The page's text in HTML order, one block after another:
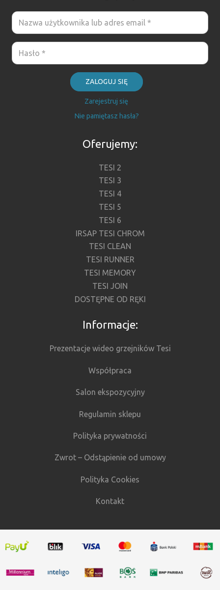
ZALOGUJ SIĘ
Zarejestruj się
Nie pamiętasz hasła?
Oferujemy:
TESI 2
TESI 3
TESI 4
TESI 5
TESI 6
IRSAP TESI CHROM
TESI CLEAN
TESI RUNNER
TESI MEMORY
TESI JOIN
DOSTĘPNE OD RĘKI
Informacje:
Prezentacje wideo grzejników Tesi
Współpraca
Salon ekspozycyjny
Regulamin sklepu
Polityka prywatności
Zwrot – Odstąpienie od umowy
Polityka Cookies
Kontakt